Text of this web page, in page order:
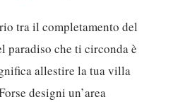
tra il completamento del
paradiso che ti circonda è
allestire la tua villa
designi un’area